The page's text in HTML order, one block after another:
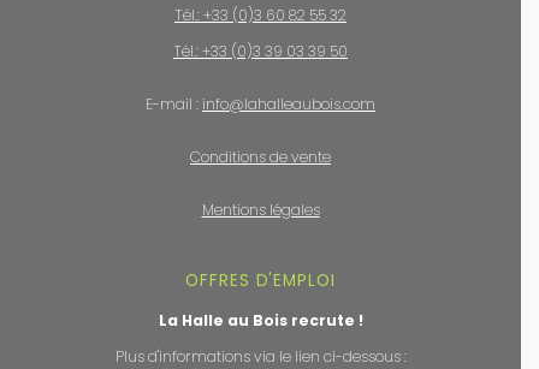
Tél.: +33 (0)3 60 82 55 32
Tél.: +33 (0)3 39 03 39 50
E-mail : info@lahalleaubois.com
Conditions de vente
Mentions légales
OFFRES D'EMPLOI
La Halle au Bois recrute !
Plus d'informations via le lien ci-dessous :